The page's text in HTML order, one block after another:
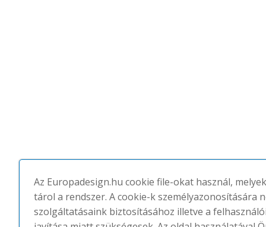
Az Europadesign.hu cookie file-okat használ,
tárol a rendszer. A cookie-k személyazonosítására
szolgáltatásaink biztosításához illetve a